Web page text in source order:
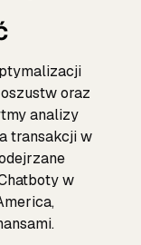
oraz
analizy
transakcji w
w